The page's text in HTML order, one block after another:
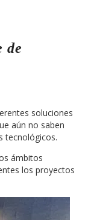
de
soluciones
aún no saben
tecnológicos.
ámbitos
los proyectos